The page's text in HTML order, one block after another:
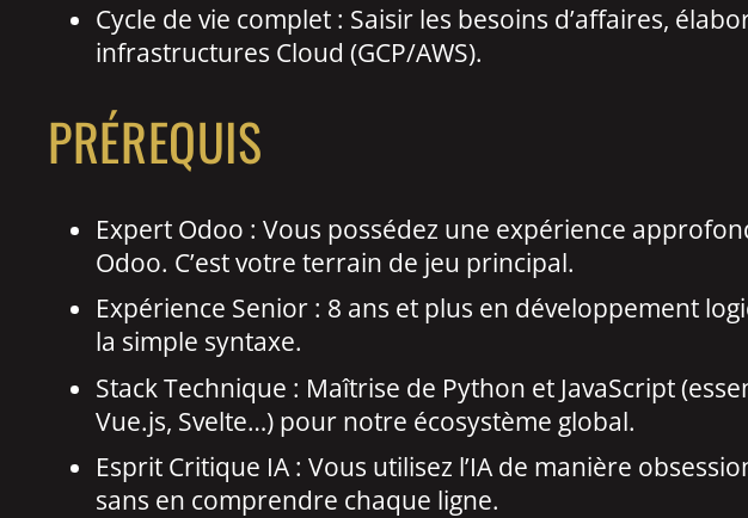
Cycle de vie complet : Saisir les besoins d’affaires,
infrastructures Cloud (GCP/AWS).
PRÉREQUIS
Expert Odoo : Vous possédez une expérience
Odoo. C’est votre terrain de jeu principal.
Expérience Senior : 8 ans et plus en développement
la simple syntaxe.
Stack Technique : Maîtrise de Python et JavaScript
Vue.js, Svelte…) pour notre écosystème global.
Esprit Critique IA : Vous utilisez l’IA de manière
sans en comprendre chaque ligne.